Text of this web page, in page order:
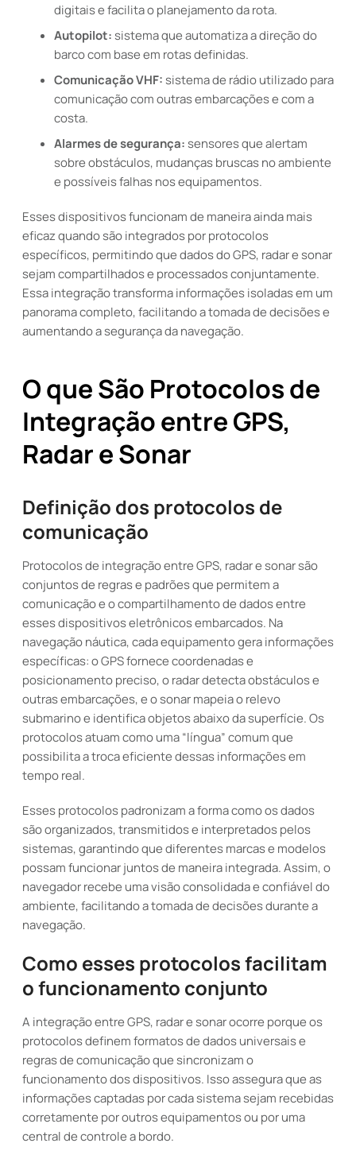
digitais e facilita o planejamento da rota.
Autopilot:sistema que automatiza a direção do
barco com base em rotas definidas.
Comunicação VHF:sistema de rádio utilizado para
comunicação com outras embarcações e com a
costa.
Alarmes de segurança:sensores que alertam
sobre obstáculos, mudanças bruscas no ambiente
e possíveis falhas nos equipamentos.
Esses dispositivos funcionam de maneira ainda mais
eficaz quando são integrados por protocolos
específicos, permitindo que dados do GPS, radar e sonar
sejam compartilhados e processados conjuntamente.
Essa integração transforma informações isoladas em um
panorama completo, facilitando a tomada de decisões e
aumentando a segurança da navegação.
O que São Protocolos de
Integração entre GPS,
Radar e Sonar
Definição dos protocolos de
comunicação
Protocolos de integração entre GPS, radar e sonar são
conjuntos de regras e padrões que permitem a
comunicação e o compartilhamento de dados entre
esses dispositivos eletrônicos embarcados. Na
navegação náutica, cada equipamento gera informações
específicas: o GPS fornece coordenadas e
posicionamento preciso, o radar detecta obstáculos e
outras embarcações, e o sonar mapeia o relevo
submarino e identifica objetos abaixo da superfície. Os
protocolos atuam como uma “língua” comum que
possibilita a troca eficiente dessas informações em
tempo real.
Esses protocolos padronizam a forma como os dados
são organizados, transmitidos e interpretados pelos
sistemas, garantindo que diferentes marcas e modelos
possam funcionar juntos de maneira integrada. Assim, o
navegador recebe uma visão consolidada e confiável do
ambiente, facilitando a tomada de decisões durante a
navegação.
Como esses protocolos facilitam
o funcionamento conjunto
A integração entre GPS, radar e sonar ocorre porque os
protocolos definem formatos de dados universais e
regras de comunicação que sincronizam o
funcionamento dos dispositivos. Isso assegura que as
informações captadas por cada sistema sejam recebidas
corretamente por outros equipamentos ou por uma
central de controle a bordo.